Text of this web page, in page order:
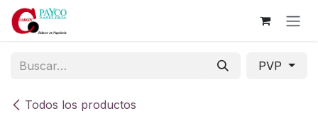
Ir al contenido
Todos los productos
PVP